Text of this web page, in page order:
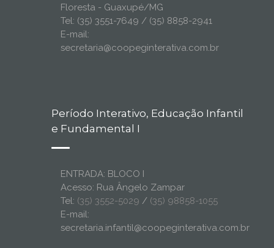
Floresta - Guaxupé/MG
Tel: (35) 3551-7649 / (35) 8858-2941
E-mail:
secretaria@coopeginterativa.com.br
Período Interativo, Educação Infantil
e Fundamental I
ENTRADA: BLOCO I
Acesso: Rua Ângelo Zampar
Tel: (35) 3552-5029 / (35) 98858-1055
E-mail:
secretaria.infantil@coopeginterativa.com.br